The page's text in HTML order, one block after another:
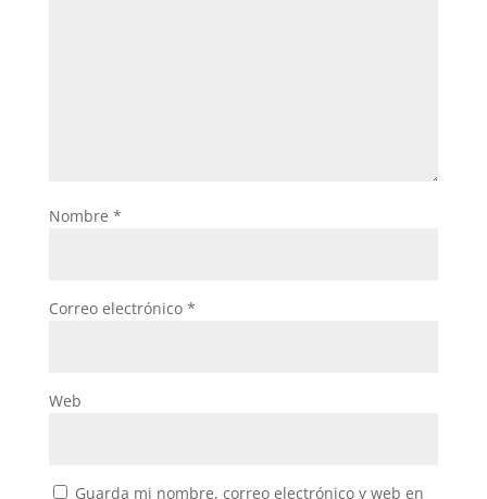
Nombre *
Correo electrónico *
Web
Guarda mi nombre, correo electrónico y web en